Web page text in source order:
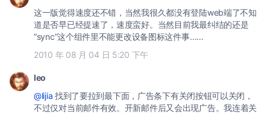
这一版觉得速度还不错，当然我很久都没有登陆web端了不知
道是否早已经提速了，速度蛮好。当然目前我最纠结的还是
“sync”这个组件里不能更改设备图标这件事……
2010 年 08 月 04 日 5:20 下午
leo
@lijia 找到了要拉到最下面，广告条下有关闭按钮可以关闭，
不过仅对当前邮件有效。开新邮件后又会出现广告。我连着关